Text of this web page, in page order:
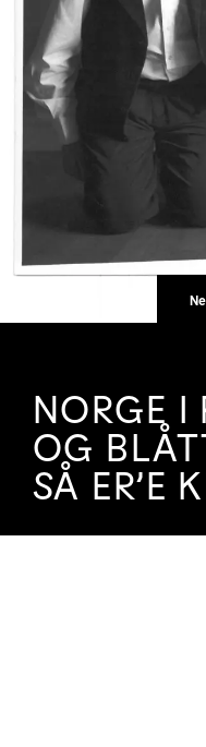
NORGE I
OG
SÅ ER’E